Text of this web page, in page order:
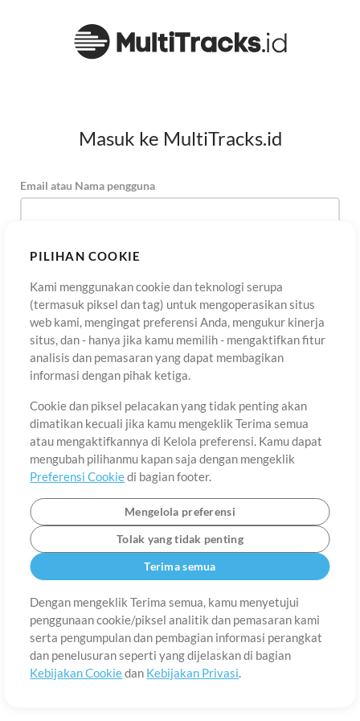
PILIHAN COOKIE
Kami menggunakan cookie dan teknologi serupa
(termasuk piksel dan tag) untuk mengoperasikan situs
web kami, mengingat preferensi Anda, mengukur kinerja
situs, dan - hanya jika kamu memilih - mengaktifkan fitur
analisis dan pemasaran yang dapat membagikan
informasi dengan pihak ketiga.
Cookie dan piksel pelacakan yang tidak penting akan
dimatikan kecuali jika kamu mengeklik Terima semua
atau mengaktifkannya di Kelola preferensi. Kamu dapat
mengubah pilihanmu kapan saja dengan mengeklik
Preferensi Cookiedi bagian footer.
Mengelola preferensi
Tolak yang tidak penting
Terima semua
Dengan mengeklik Terima semua, kamu menyetujui
penggunaan cookie/piksel analitik dan pemasaran kami
serta pengumpulan dan pembagian informasi perangkat
dan penelusuran seperti yang dijelaskan di bagian
Kebijakan Cookiedan Kebijakan Privasi.
Masuk ke MultiTracks.id
Email atau Nama pengguna
DaftarLupa Kata Sandi? Masuk
Tentang Ketentuan Penggunaan Kebijakan Privasi
©2006-2026 oleh MultiTracks.com LLC. Semua Hak Cipta Dilindungi
Undang-Undang.